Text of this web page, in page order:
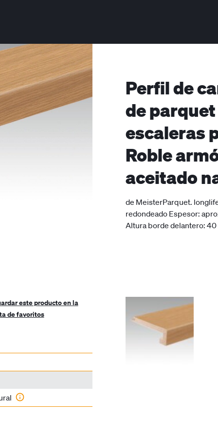
Perfil de
de
escaleras
Roble
aceitado
de MeisterParquet.
redondeado Espesor:
Altura borde delantero:
este producto en la
de favoritos